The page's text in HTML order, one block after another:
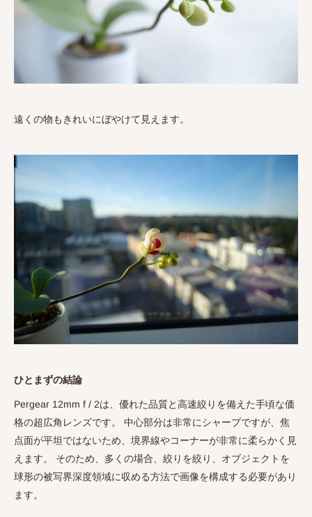
遠くの物もきれいにぼやけて見えます。
ひとまずの結論
Pergear 12mm f / 2は、優れた品質と高速絞りを備えた手頃な価
格の超広角レンズです。 中心部分は非常にシャープですが、焦
点面が平坦ではないため、境界線やコーナーが非常に柔らかく見
えます。 そのため、多くの場合、絞りを絞り、オブジェクトを
球形の被写界深度領域に収める方法で画像を構成する必要があり
ます。